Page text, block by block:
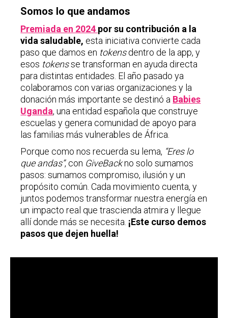
Somos lo que andamos
Premiada en 2024 por su contribución a la
vida saludable, esta iniciativa convierte cada
paso que damos en tokensdentro de la app, y
esos tokensse transforman en ayuda directa
para distintas entidades. El año pasado ya
colaboramos con varias organizaciones y la
donación más importante se destinó a Babies
Uganda, una entidad española que construye
escuelas y genera comunidad de apoyo para
las familias más vulnerables de África.
Porque como nos recuerda su lema, “Eres lo
que andas”, con GiveBackno solo sumamos
pasos: sumamos compromiso, ilusión y un
propósito común. Cada movimiento cuenta, y
juntos podemos transformar nuestra energía en
un impacto real que trascienda atmira y llegue
allí donde más se necesita. ¡Este curso demos
pasos que dejen huella!